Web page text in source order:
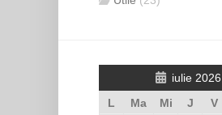
iulie 2026
L
Ma Mi J V